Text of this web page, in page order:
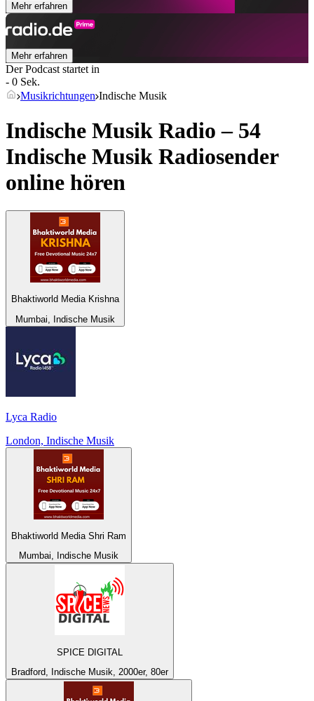
Mehr erfahren
Mehr erfahren
Der Podcast startet in
- 0 Sek.
Musikrichtungen Indische Musik
Indische Musik Radio – 54
Indische Musik Radiosender
online hören
Bhaktiworld Media Krishna
Mumbai, Indische Musik
Lyca Radio
London, Indische Musik
Bhaktiworld Media Shri Ram
Mumbai, Indische Musik
SPICE DIGITAL
Bradford, Indische Musik, 2000er, 80er